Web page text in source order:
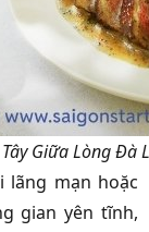
Giữa Lòng Đà
mạn hoặc
gian yên tĩnh,